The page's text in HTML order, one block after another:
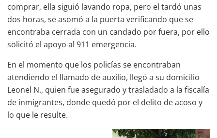
comprar, ella siguió lavando ropa, pero el tardó unas
dos horas, se asomó a la puerta verificando que se
encontraba cerrada con un candado por fuera, por ello
solicitó el apoyo al 911 emergencia.
En el momento que los policías se encontraban
atendiendo el llamado de auxilio, llegó a su domicilio
Leonel N., quien fue asegurado y trasladado a la fiscalía
de inmigrantes, donde quedó por el delito de acoso y
lo que le resulte.